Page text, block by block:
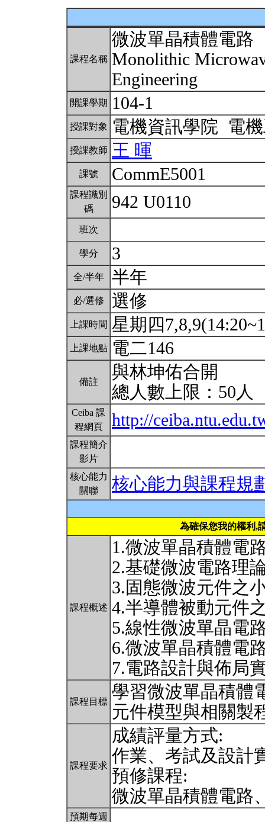
課程名稱
微波單晶積體電路
Monolithic
Engineering
開課學期 104-1
授課對象 電機資訊學院 電
授課教師 王 暉
課號 CommE5001
課程識別
碼
942 U0110
班次
學分 3
全/半年 半年
必/選修 選修
上課時間 星期四
上課地點 電二146
備註
與林坤佑合開
總人數上限：50人
Ceiba 課
程網頁
http://
課程簡介
影片
核心能力
關聯
核心能力與課程規
為確保您我的權利,
課程概述
1.微波單晶積體電
2.基礎微波電路理
3.固態微波元件之
4.半導體被動元件
5.線性微波單晶電
6.微波單晶積體電
7.電路設計與佈局
課程目標 學習微波單晶積體
元件模型與相關製
課程要求
成績評量方式:
作業、考試及設計
預修課程:
微波單晶積體電路
預期每週